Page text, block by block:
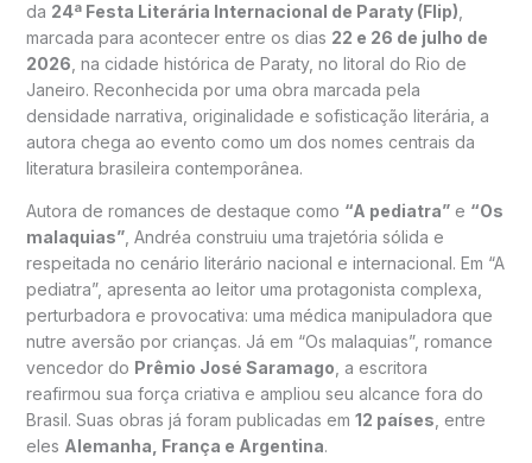
da 24ª Festa Literária Internacional de Paraty (Flip)
marcada para acontecer entre os dias 22 e 26 de julho de
2026 , na cidade histórica de Paraty, no litoral do Rio de
Janeiro. Reconhecida por uma obra marcada pela
densidade narrativa, originalidade e sofisticação literária, a
autora chega ao evento como um dos nomes centrais da
literatura brasileira contemporânea.
Autora de romances de destaque como “A pediatra”e “Os
malaquias”, Andréa construiu uma trajetória sólida e
respeitada no cenário literário nacional e internacional. Em “A
pediatra”, apresenta ao leitor uma protagonista complexa,
perturbadora e provocativa: uma médica manipuladora que
nutre aversão por crianças. Já em “Os malaquias”, romance
vencedor do Prêmio José Saramago , a escritora
reafirmou sua força criativa e ampliou seu alcance fora do
Brasil. Suas obras já foram publicadas em 12 países , entre
eles Alemanha, França e Argentina.